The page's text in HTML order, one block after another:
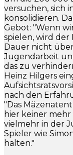
versuchen, sich
konsolidieren.
Gebot: "Wenn
spielen, wird
Dauer nicht
Jugendarbeit
das zu
Heinz Hilgers
nach den
"Das
hier keiner mehr
vielmehr in der
Spieler wie
halten."